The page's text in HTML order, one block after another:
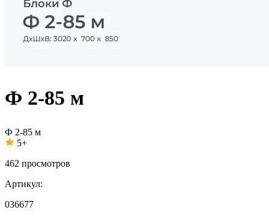
Ф 2-85 м
Ф 2-85 м
5+
462 просмотров
Артикул:
036677